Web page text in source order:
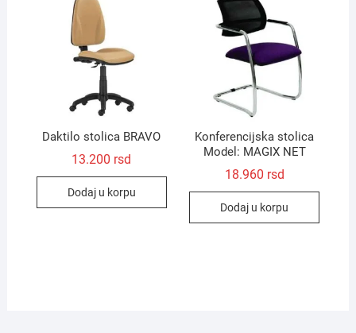
Daktilo stolica BRAVO
13.200 rsd
Dodaj u korpu
Konferencijska stolica
Model: MAGIX NET
18.960 rsd
Dodaj u korpu